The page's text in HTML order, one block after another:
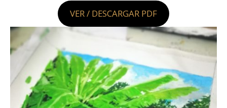
VER / DESCARGAR PDF